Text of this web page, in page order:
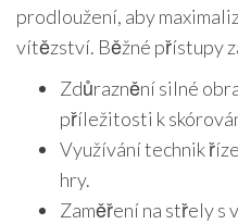
prodloužení, aby
vítězství. Běžné přístupy
Zdůraznění silné
příležitosti k
Využívání technik
hry.
Zaměření na střely s